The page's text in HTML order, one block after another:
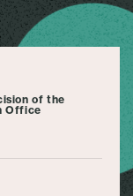
of the
Office